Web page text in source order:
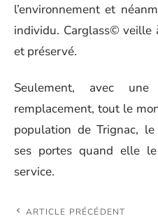
l’environnement et
individu. Carglass© veille
et préservé.
Seulement, avec
remplacement, tout le
population de Trignac,
ses portes quand elle
service.
ARTICLE PRÉCÉDENT